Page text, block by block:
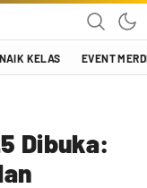
KELAS EVENT
Dibuka: